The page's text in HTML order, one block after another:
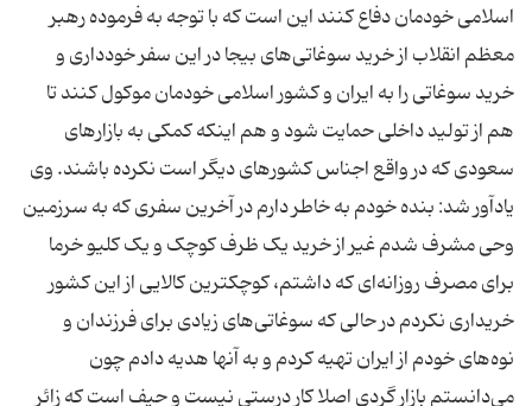
اسلامی خودمان دفاع کنند این است که با توجه به فرموده رهبر
معظم انقلاب از خرید سوغاتی‌های بیجا در این سفر خودداری و
خرید سوغاتی را به ایران و کشور اسلامی خودمان موکول کنند تا
هم از تولید داخلی حمایت شود و هم اینکه کمکی به بازارهای
سعودی که در واقع اجناس کشورهای دیگر است نکرده باشند. وی
یادآور شد: بنده خودم به خاطر دارم در آخرین سفری که به سرزمین
وحی مشرف شدم غیر از خرید یک ظرف کوچک و یک کلیو خرما
برای مصرف روزانه‌ای که داشتم، کوچکترین کالایی از این کشور
خریداری نکردم در حالی که سوغاتی‌های زیادی برای فرزندان و
نوه‌های خودم از ایران تهیه کردم و به آنها هدیه دادم چون
می‌دانستم بازار گردی اصلا کار درستی نیست و حیف است که زائر